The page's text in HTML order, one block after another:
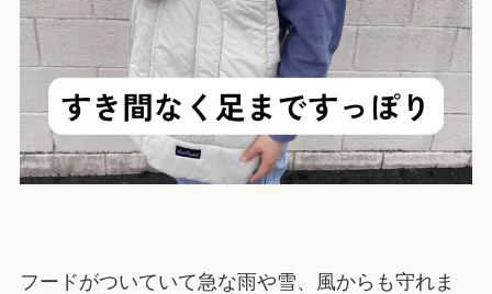
フードがついていて急な雨や雪、風からも守れま